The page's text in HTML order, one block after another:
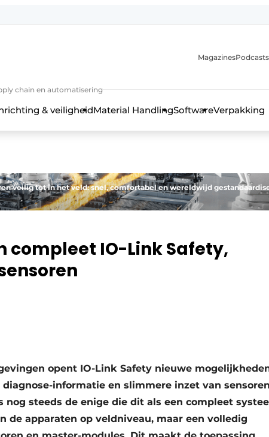
chain en automatisering
MagazinesPodcasts
& veiligheidMaterial HandlingSoftwareVerpakking
veilig tot in het veld: snel, comfortabel en wereldwijd
compleet IO-Link Safety,
opent IO-Link Safety nieuwe
informatie en slimmere inzet van
steeds de enige die dit als een compleet
de apparaten op veldniveau, maar een volledig